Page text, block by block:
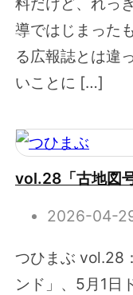
導ではじまった
る広報誌とは違
いことに […]
vol.28「古地図
2026-04-
つひまぶ vol.28
ンド」、5月1日